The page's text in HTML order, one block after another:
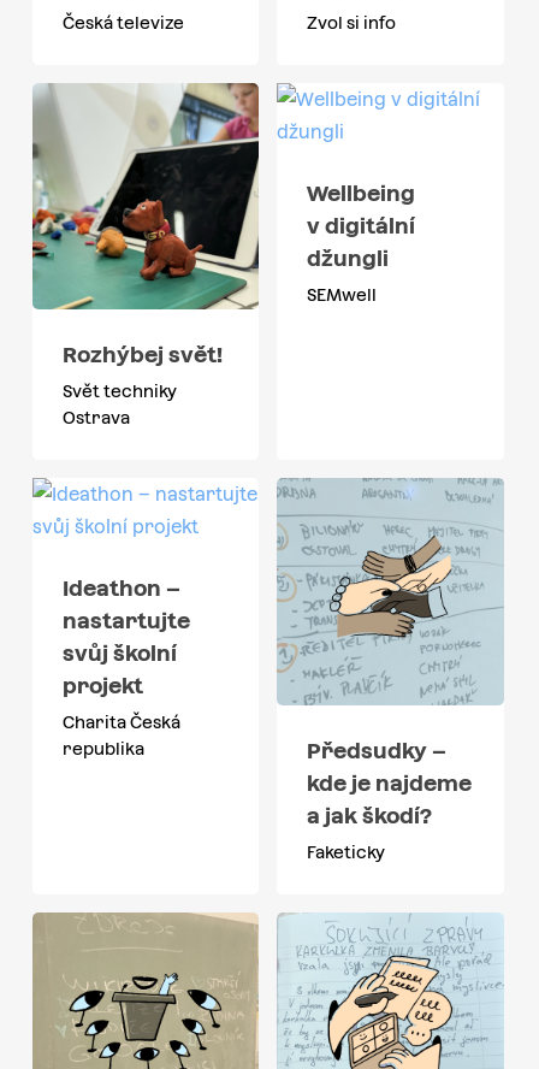
Česká televize Zvol si info
Rozhýbej svět!
Svět techniky
Ostrava
Wellbeing
v digitální
džungli
SEMwell
Ideathon –
nastartujte
svůj školní
projekt
Charita Česká
republika
Předsudky –
kde je najdeme
a jak škodí?
Faketicky